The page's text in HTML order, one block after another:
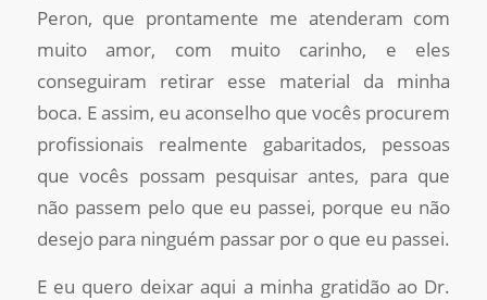
Peron, que prontamente me atenderam com
muito amor, com muito carinho, e eles
conseguiram retirar esse material da minha
boca. E assim, eu aconselho que vocês procurem
profissionais realmente gabaritados, pessoas
que vocês possam pesquisar antes, para que
não passem pelo que eu passei, porque eu não
desejo para ninguém passar por o que eu passei.
E eu quero deixar aqui a minha gratidão ao Dr.